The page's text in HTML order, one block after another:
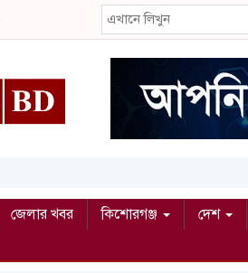
জেলার খবর কিশোরগঞ্জ দেশ